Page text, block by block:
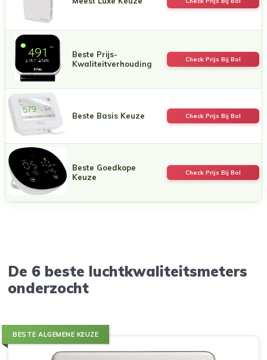
Beste Prijs-
Kwaliteitverhouding
Check Prijs Bij Bol
Beste Basis Keuze Check Prijs Bij Bol
Beste Goedkope
Keuze
Check Prijs Bij Bol
De 6 beste luchtkwaliteitsmeters
onderzocht
BESTE ALGEMENE KEUZE